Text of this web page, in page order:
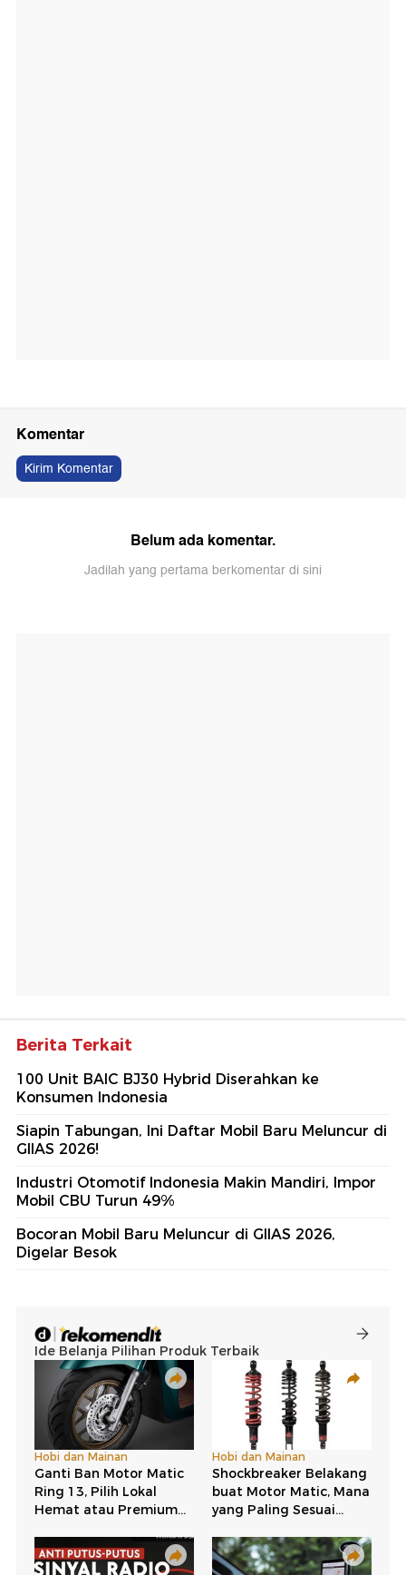
Komentar
Kirim Komentar
Belum ada komentar.
Jadilah yang pertama berkomentar di sini
Berita Terkait
100 Unit BAIC BJ30 Hybrid Diserahkan ke
Konsumen Indonesia
Siapin Tabungan, Ini Daftar Mobil Baru Meluncur di
GIIAS 2026!
Industri Otomotif Indonesia Makin Mandiri, Impor
Mobil CBU Turun 49%
Bocoran Mobil Baru Meluncur di GIIAS 2026,
Digelar Besok